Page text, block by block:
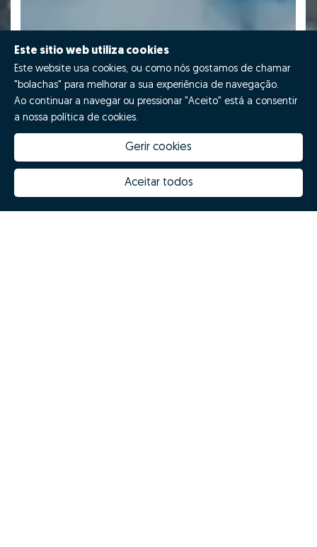
Este sitio web utiliza cookies
Este website usa cookies, ou como nós gostamos de chamar
"bolachas" para melhorar a sua experiência de navegação.
Ao continuar a navegar ou pressionar "Aceito" está a consentir
a nossa política de cookies.
Gerir cookies
Aceitar todos